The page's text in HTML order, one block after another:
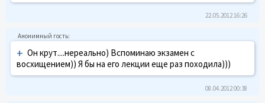
22.05.2012 16:26
+ Он крут....нереально) Вспоминаю экзамен с
восхищением)) Я бы на его лекции еще раз походила)))
08.04.2012 00:38